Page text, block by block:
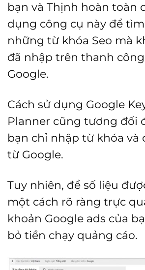
bạn và Thịnh hoàn toàn
dụng công cụ này để
những từ khóa Seo mà
đã nhập trên thanh
Google.
Cách sử dụng Google
Planner cũng tương đối
bạn chỉ nhập từ khóa và
từ Google.
Tuy nhiên, để số liệu
một cách rõ ràng trực
khoản Google ads của
bỏ tiền chạy quảng cáo.